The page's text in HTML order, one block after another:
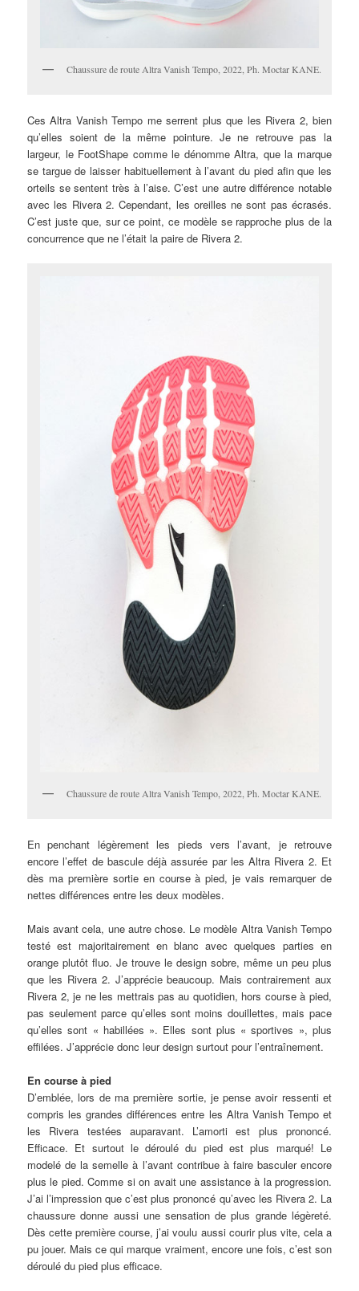
Chaussure de route Altra Vanish Tempo, 2022, Ph. Moctar KANE.
Ces Altra Vanish Tempo me serrent plus que les Rivera 2, bien
qu’elles soient de la même pointure. Je ne retrouve pas la
largeur, le FootShape comme le dénomme Altra, que la marque
se targue de laisser habituellement à l’avant du pied afin que les
orteils se sentent très à l’aise. C’est une autre différence notable
avec les Rivera 2. Cependant, les oreilles ne sont pas écrasés.
C’est juste que, sur ce point, ce modèle se rapproche plus de la
concurrence que ne l’était la paire de Rivera 2.
Chaussure de route Altra Vanish Tempo, 2022, Ph. Moctar KANE.
En penchant légèrement les pieds vers l’avant, je retrouve
encore l’effet de bascule déjà assurée par les Altra Rivera 2. Et
dès ma première sortie en course à pied, je vais remarquer de
nettes différences entre les deux modèles.
Mais avant cela, une autre chose. Le modèle Altra Vanish Tempo
testé est majoritairement en blanc avec quelques parties en
orange plutôt fluo. Je trouve le design sobre, même un peu plus
que les Rivera 2. J’apprécie beaucoup. Mais contrairement aux
Rivera 2, je ne les mettrais pas au quotidien, hors course à pied,
pas seulement parce qu’elles sont moins douillettes, mais pace
qu’elles sont « habillées ». Elles sont plus « sportives », plus
effilées. J’apprécie donc leur design surtout pour l’entraînement.
En course à pied
D’emblée, lors de ma première sortie, je pense avoir ressenti et
compris les grandes différences entre les Altra Vanish Tempo et
les Rivera testées auparavant. L’amorti est plus prononcé.
Efficace. Et surtout le déroulé du pied est plus marqué! Le
modelé de la semelle à l’avant contribue à faire basculer encore
plus le pied. Comme si on avait une assistance à la progression.
J’ai l’impression que c’est plus prononcé qu’avec les Rivera 2. La
chaussure donne aussi une sensation de plus grande légèreté.
Dès cette première course, j’ai voulu aussi courir plus vite, cela a
pu jouer. Mais ce qui marque vraiment, encore une fois, c’est son
déroulé du pied plus efficace.